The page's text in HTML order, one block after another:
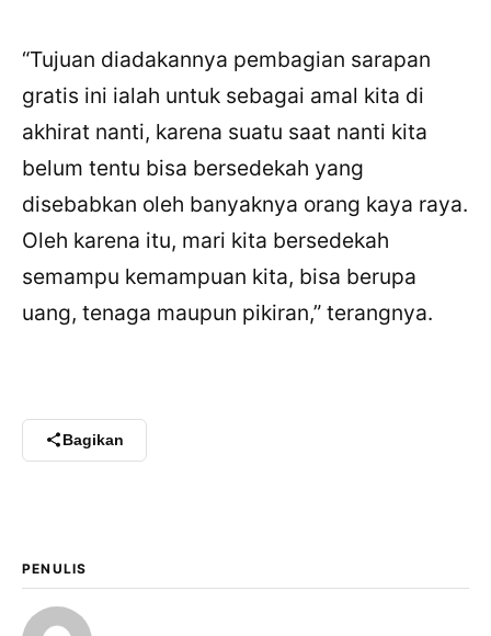
“Tujuan diadakannya pembagian sarapan
gratis ini ialah untuk sebagai amal kita di
akhirat nanti, karena suatu saat nanti kita
belum tentu bisa bersedekah yang
disebabkan oleh banyaknya orang kaya raya.
Oleh karena itu, mari kita bersedekah
semampu kemampuan kita, bisa berupa
uang, tenaga maupun pikiran,” terangnya.
Bagikan
PENULIS